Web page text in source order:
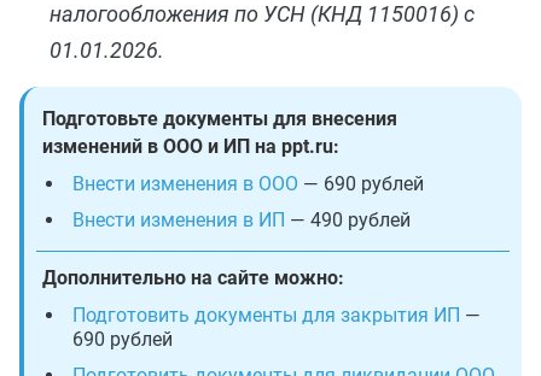
налогообложения по УСН (КНД 1150016) с
01.01.2026.
Подготовьте документы для внесения
изменений в ООО и ИП на ppt.ru:
Внести изменения в ООО — 690 рублей
Внести изменения в ИП — 490 рублей
Дополнительно на сайте можно:
Подготовить документы для закрытия ИП —
690 рублей